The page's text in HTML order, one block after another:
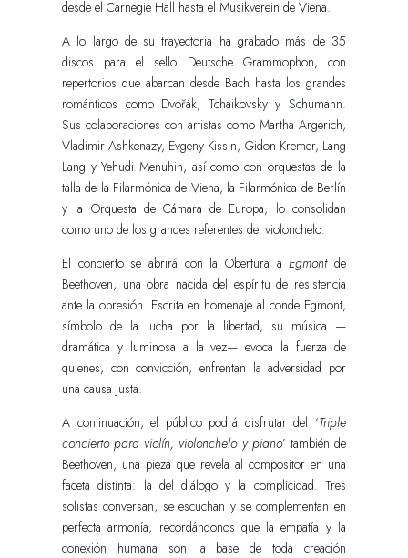
desde el Carnegie Hall hasta el Musikverein de Viena.
A lo largo de su trayectoria ha grabado más de 35
discos para el sello Deutsche Grammophon, con
repertorios que abarcan desde Bach hasta los grandes
románticos como Dvořák, Tchaikovsky y Schumann.
Sus colaboraciones con artistas como Martha Argerich,
Vladimir Ashkenazy, Evgeny Kissin, Gidon Kremer, Lang
Lang y Yehudi Menuhin, así como con orquestas de la
talla de la Filarmónica de Viena, la Filarmónica de Berlín
y la Orquesta de Cámara de Europa, lo consolidan
como uno de los grandes referentes del violonchelo.
El concierto se abrirá con la Obertura aEgmontde
Beethoven, una obra nacida del espíritu de resistencia
ante la opresión. Escrita en homenaje al conde Egmont,
símbolo de la lucha por la libertad, su música —
dramática y luminosa a la vez— evoca la fuerza de
quienes, con convicción, enfrentan la adversidad por
una causa justa.
A continuación, el público podrá disfrutar del ‘Triple
concierto para violín, violonchelo y piano’ también de
Beethoven, una pieza que revela al compositor en una
faceta distinta: la del diálogo y la complicidad. Tres
solistas conversan, se escuchan y se complementan en
perfecta armonía, recordándonos que la empatía y la
conexión humana son la base de toda creación